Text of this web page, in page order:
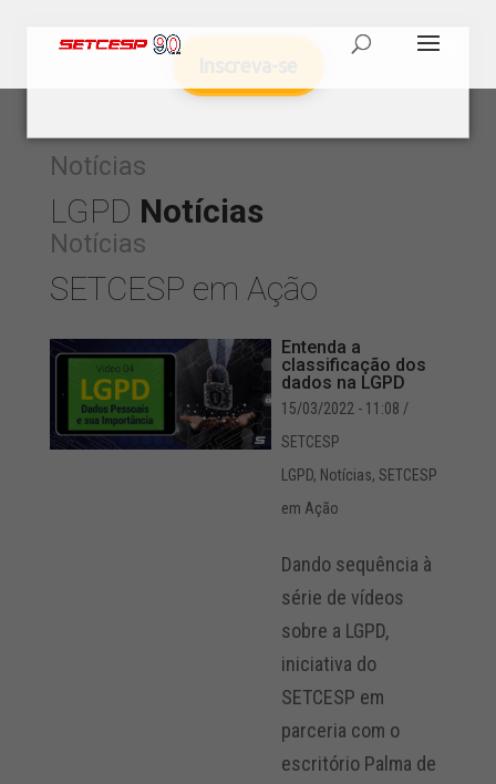
Notícias
LGPD Notícias
Notícias
SETCESP em Ação
Entenda a
classificação dos
dados na LGPD
15/03/2022 - 11:08 /
SETCESP
LGPD, Notícias, SETCESP
em Ação
Dando sequência à
série de vídeos
sobre a LGPD,
iniciativa do
SETCESP em
parceria com o
escritório Palma de